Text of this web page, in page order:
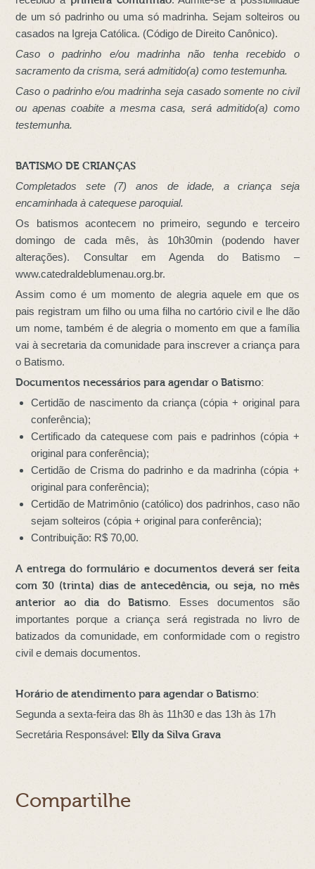
de um só padrinho ou uma só madrinha. Sejam solteiros ou
casados na Igreja Católica. (Código de Direito Canônico).
Caso o padrinho e/ou madrinha não tenha recebido o
sacramento da crisma, será admitido(a) como testemunha.
Caso o padrinho e/ou madrinha seja casado somente no civil
ou apenas coabite a mesma casa, será admitido(a) como
testemunha.
BATISMO DE CRIANÇAS
Completados sete (7) anos de idade, a criança seja
encaminhada à catequese paroquial.
Os batismos acontecem no primeiro, segundo e terceiro
domingo de cada mês, às 10h30min (podendo haver
alterações). Consultar em Agenda do Batismo –
www.catedraldeblumenau.org.br.
Assim como é um momento de alegria aquele em que os
pais registram um filho ou uma filha no cartório civil e lhe dão
um nome, também é de alegria o momento em que a família
vai à secretaria da comunidade para inscrever a criança para
o Batismo.
Documentos necessários para agendar o Batismo:
Certidão de nascimento da criança (cópia + original para
conferência);
Certificado da catequese com pais e padrinhos (cópia +
original para conferência);
Certidão de Crisma do padrinho e da madrinha (cópia +
original para conferência);
Certidão de Matrimônio (católico) dos padrinhos, caso não
sejam solteiros (cópia + original para conferência);
Contribuição: R$ 70,00.
A entrega do formulário e documentos deverá ser feita
com 30 (trinta) dias de antecedência, ou seja, no mês
anterior ao dia do Batismo.
Esses documentos são
importantes porque a criança será registrada no livro de
batizados da comunidade, em conformidade com o registro
civil e demais documentos.
Horário de atendimento para agendar o Batismo:
Segunda a sexta-feira das 8h às 11h30 e das 13h às 17h
Secretária Responsável: Elly da Silva Grava
Compartilhe